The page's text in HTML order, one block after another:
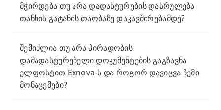
მჭირდება თუ არა დადასტურების დასრულება
თანხის გატანის თაობაზე დაკავშირებამდე?
შემიძლია თუ არა პირადობის
დამადასტურებელი დოკუმენტების გაგზავნა
ელფოსტით Exnova-ს და როგორ დავიცვა ჩემი
მონაცემები?